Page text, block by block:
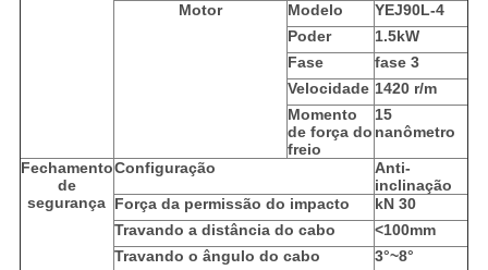
Motor
Modelo
YEJ90L-4
Poder
1.5kW
Fase
fase 3
Velocidade 1420 r/m
Momento
de força do
freio
15
nanômetro
Fechamento
de
segurança
Configuração
Anti-
inclinação
Força da permissão do impacto
kN 30
Travando a distância do cabo
<100mm
Travando o ângulo do cabo
3°~8°